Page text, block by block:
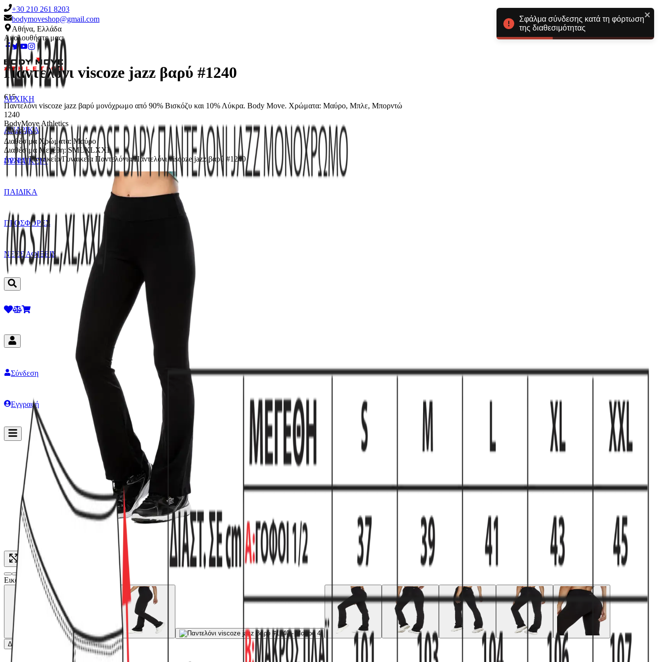
+30 210 261 8203
bodymoveshop@gmail.com
Αθήνα, Ελλάδα
Ακολουθήστε μας:
ΑΡΧΙΚΗ
ΑΝΔΡΙΚΑ
ΓΥΝΑΙΚΕΙΑ
ΠΑΙΔΙΚΑ
ΠΡΟΣΦΟΡΕΣ
ΝΕΕΣ ΑΦΙΞΕΙΣ
Σύνδεση
Εγγραφή
Παντελόνι viscoze jazz βαρύ #1240
€15
Παντελόνι viscoze jazz βαρύ μονόχρωμο από 90% Βισκόζυ και 10% Λύκρα. Body Move. Χρώματα: Μαύρο, Μπλε, Μπορντώ
1240
BodyMove Athletics
Διαθέσιμο
Διαθέσιμα Χρώματα:Μαύρο
Διαθέσιμα Μεγέθη: SMLXLXXL
Αρχική/Γυναικεία/Γυναικεία Παντελόνια/Παντελόνι viscoze jazz βαρύ #1240
Click to enlarge
Εικόνες για χρώμα: Μαύρο
Δείτε όλες τις φωτογραφίες
Σφάλμα σύνδεσης κατά τη φόρτωση
της διαθεσιμότητας